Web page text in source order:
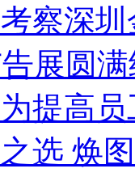
察深
展圆
提高
选 焕